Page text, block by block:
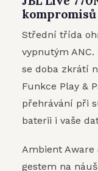
kompromisů
Střední třída
vypnutým
se doba zkrátí
Funkce Play &
přehrávání při
baterii i vaše
Ambient
gestem na